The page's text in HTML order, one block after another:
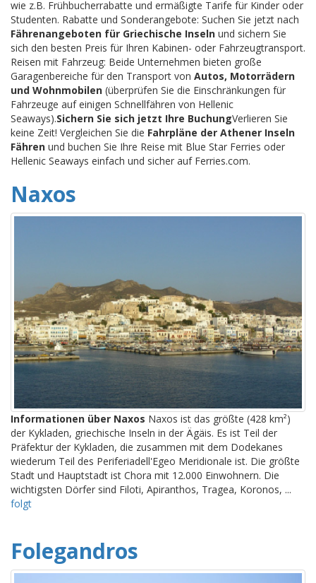
wie z.B. Frühbucherrabatte und ermäßigte Tarife für Kinder oder
Studenten. Rabatte und Sonderangebote: Suchen Sie jetzt nach
Fährenangeboten für Griechische Inseln und sichern Sie
sich den besten Preis für Ihren Kabinen- oder Fahrzeugtransport.
Reisen mit Fahrzeug: Beide Unternehmen bieten große
Garagenbereiche für den Transport von Autos, Motorrädern
und Wohnmobilen (überprüfen Sie die Einschränkungen für
Fahrzeuge auf einigen Schnellfähren von Hellenic
Seaways).Sichern Sie sich jetzt Ihre BuchungVerlieren Sie
keine Zeit! Vergleichen Sie die Fahrpläne der Athener Inseln
Fähren und buchen Sie Ihre Reise mit Blue Star Ferries oder
Hellenic Seaways einfach und sicher auf Ferries.com.
Naxos
Informationen über Naxos Naxos ist das größte (428 km²)
der Kykladen, griechische Inseln in der Ägäis. Es ist Teil der
Präfektur der Kykladen, die zusammen mit dem Dodekanes
wiederum Teil des Periferiadell'Egeo Meridionale ist. Die größte
Stadt und Hauptstadt ist Chora mit 12.000 Einwohnern. Die
wichtigsten Dörfer sind Filoti, Apiranthos, Tragea, Koronos, ...
folgt
Folegandros